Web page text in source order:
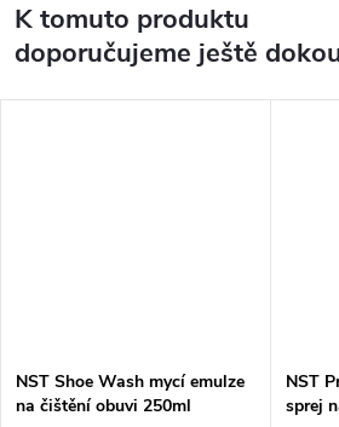
K tomuto produktu
doporučujeme ještě
NST Shoe Wash mycí emulze
na čištění obuvi 250ml
NST
sprej